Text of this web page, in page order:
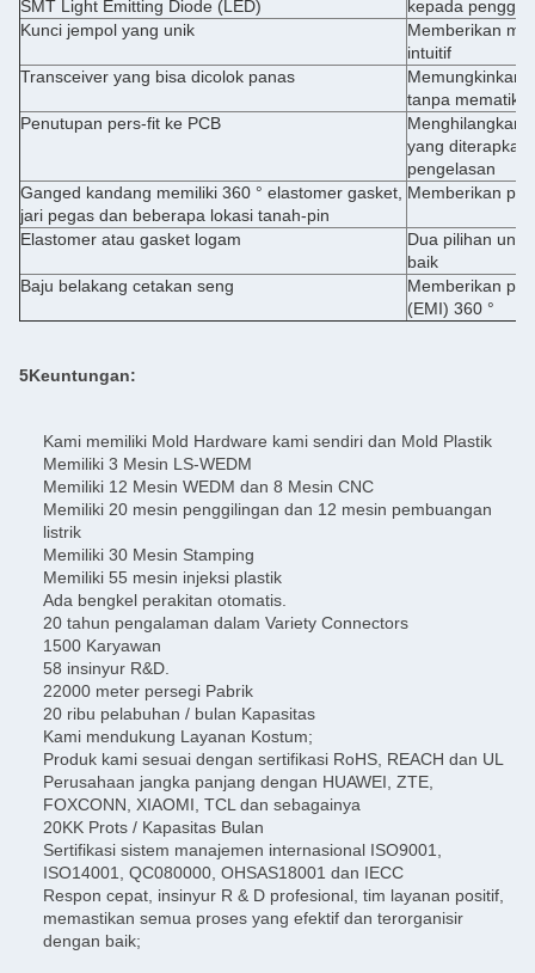
SMT Light Emitting Diode (LED)
kepada
Kunci jempol yang unik
Memberikan
intuitif
Transceiver yang bisa dicolok panas
Memungkinkan
tanpa
Penutupan pers-fit ke PCB
Menghilangkan
yang diterapkan
pengelasan
Ganged kandang memiliki 360 ° elastomer gasket,
jari pegas dan beberapa lokasi tanah-pin
Memberikan
Elastomer atau gasket logam
Dua pilihan
baik
Baju belakang cetakan seng
Memberikan
(EMI) 360 °
5Keuntungan:
Kami memiliki Mold Hardware kami sendiri dan Mold Plastik
Memiliki 3 Mesin LS-WEDM
Memiliki 12 Mesin WEDM dan 8 Mesin CNC
Memiliki 20 mesin penggilingan dan 12 mesin pembuangan
listrik
Memiliki 30 Mesin Stamping
Memiliki 55 mesin injeksi plastik
Ada bengkel perakitan otomatis.
20 tahun pengalaman dalam Variety Connectors
1500 Karyawan
58 insinyur R&D.
22000 meter persegi Pabrik
20 ribu pelabuhan / bulan Kapasitas
Kami mendukung Layanan Kostum;
Produk kami sesuai dengan sertifikasi RoHS, REACH dan UL
Perusahaan jangka panjang dengan HUAWEI, ZTE,
FOXCONN, XIAOMI, TCL dan sebagainya
20KK Prots / Kapasitas Bulan
Sertifikasi sistem manajemen internasional ISO9001,
ISO14001, QC080000, OHSAS18001 dan IECC
Respon cepat, insinyur R & D profesional, tim layanan positif,
memastikan semua proses yang efektif dan terorganisir
dengan baik;